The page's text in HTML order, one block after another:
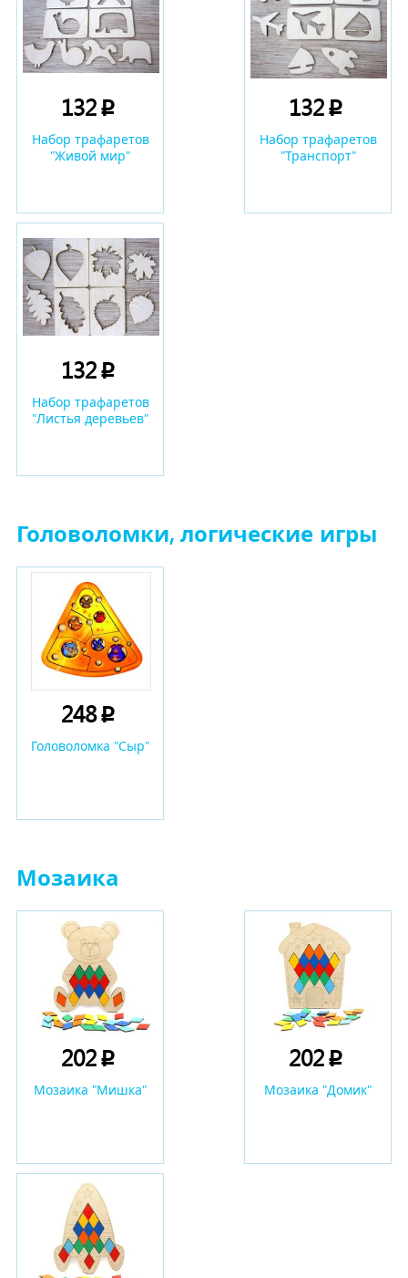
132p
Набор трафаретов
"Живой мир"
132p
Набор трафаретов
"Транспорт"
132p
Набор трафаретов
"Листья деревьев"
Головоломки, логические игры
248p
Головоломка "Сыр"
Мозаика
202p
Мозаика "Мишка"
202p
Мозаика "Домик"